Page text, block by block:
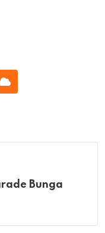
Cloud
Bunga